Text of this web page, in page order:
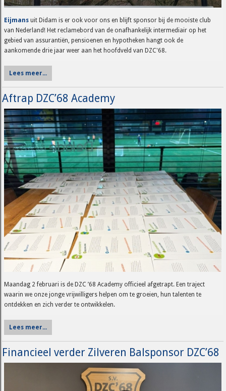
Eijmans uit Didam is er ook voor ons en blijft sponsor bij de mooiste club
van Nederland! Het reclamebord van de onafhankelijk intermediair op het
gebied van assurantiën, pensioenen en hypotheken hangt ook de
aankomende drie jaar weer aan het hoofdveld van DZC'68.
Lees meer...
Aftrap DZC’68 Academy
Maandag 2 februari is de DZC ’68 Academy officieel afgetrapt. Een traject
waarin we onze jonge vrijwilligers helpen om te groeien, hun talenten te
ontdekken en zich verder te ontwikkelen.
Lees meer...
Financieel verder Zilveren Balsponsor DZC’68